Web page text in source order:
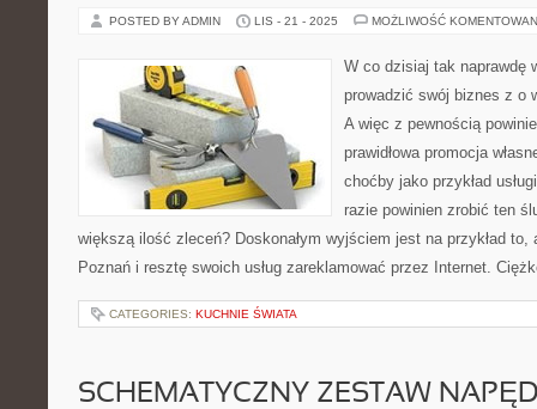
POSTED BY ADMIN LIS - 21 - 2025 MOŻLIWOŚĆ
W co dzisiaj tak naprawdę
prowadzić swój biznes z o
A więc z pewnością
prawidłowa promocja
choćby jako przykład
razie powinien zrobić ten
większą ilość zleceń? Doskonałym wyjściem jest na przykład to,
Poznań i resztę swoich usług zareklamować przez Internet.
CATEGORIES: KUCHNIE ŚWIATA
SCHEMATYCZNY ZESTAW